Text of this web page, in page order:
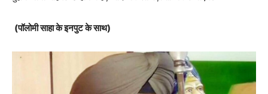
(पॉलोमी साहा के इनपुट के साथ)